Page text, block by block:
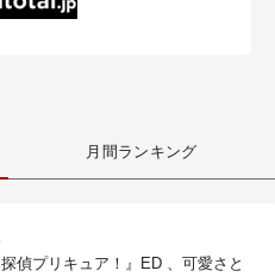
月間ランキング
偵プリキュア！』ED 、可愛さと